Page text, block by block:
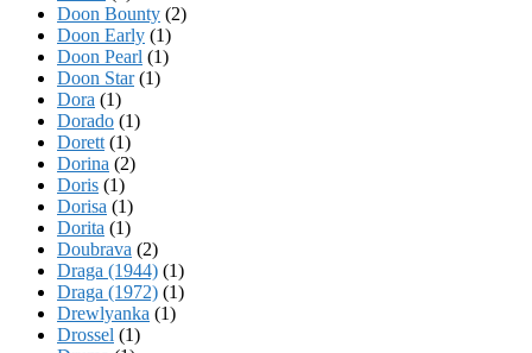
Doon Bounty (2)
Doon Early (1)
Doon Pearl (1)
Doon Star(1)
Dora (1)
Dorado (1)
Dorett (1)
Dorina (2)
Doris (1)
Dorisa (1)
Dorita (1)
Doubrava (2)
Draga (1944) (1)
Draga (1972) (1)
Drewlyanka (1)
Drossel (1)